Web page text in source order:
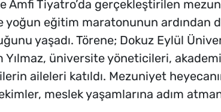
Amfi Tiyatro’da gerçekleştirilen
yoğun eğitim maratonunun ardından
yaşadı. Törene; Dokuz Eylül
Yılmaz, üniversite yöneticileri,
aileleri katıldı. Mezuniyet
meslek yaşamlarına adım